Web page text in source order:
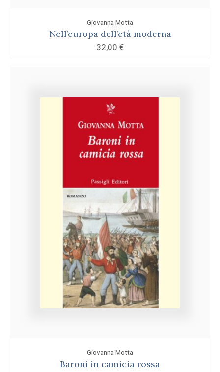
Giovanna Motta
Nell’europa dell’età moderna
32,00 €
Giovanna Motta
Baroni in camicia rossa